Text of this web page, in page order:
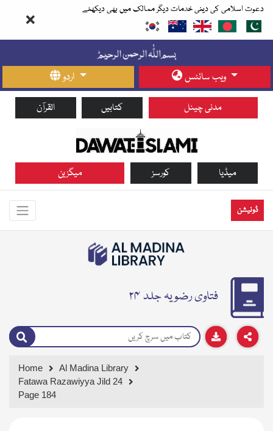
دعوت اسلامی کی دینی خدمات دیگر ممالک میں بھی دیکھئے
اردو ویب سائٹس
القرآن کتابیں مدنی چینل
میگزین کورسز میڈیا
ڈونیشن
فتاوی رضویہ جلد ۲۴
Home
Al Madina Library
Fatawa Razawiyya Jild 24
Page 184